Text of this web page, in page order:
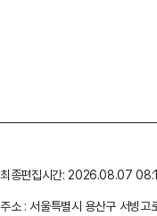
최종편집시간: 2026.08.07
주소 : 서울특별시 용산구 서빙